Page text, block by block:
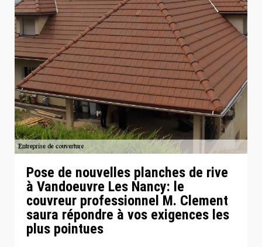
Pose de nouvelles planches de rive
à Vandoeuvre Les Nancy: le
couvreur professionnel M. Clement
saura répondre à vos exigences les
plus pointues